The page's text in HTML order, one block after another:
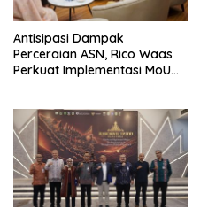
Antisipasi Dampak
Perceraian ASN, Rico Waas
Perkuat Implementasi MoU